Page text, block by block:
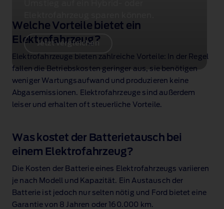
Jetzt vergleichen
Welche Vorteile bietet ein
Elektrofahrzeug?
Elektrofahrzeuge bieten zahlreiche Vorteile: In der Regel
fallen die Betriebskosten geringer aus, sie benötigen
weniger Wartungsaufwand und produzieren keine
Abgasemissionen. Elektrofahrzeuge sind außerdem
leiser und erhalten oft steuerliche Vorteile.
Was kostet der Batterietausch bei
einem Elektrofahrzeug?
Die Kosten der Batterie eines Elektrofahrzeugs variieren
je nach Modell und Kapazität. Ein Austausch der
Batterie ist jedoch nur selten nötig und Ford bietet eine
Garantie von 8 Jahren oder 160.000 km.